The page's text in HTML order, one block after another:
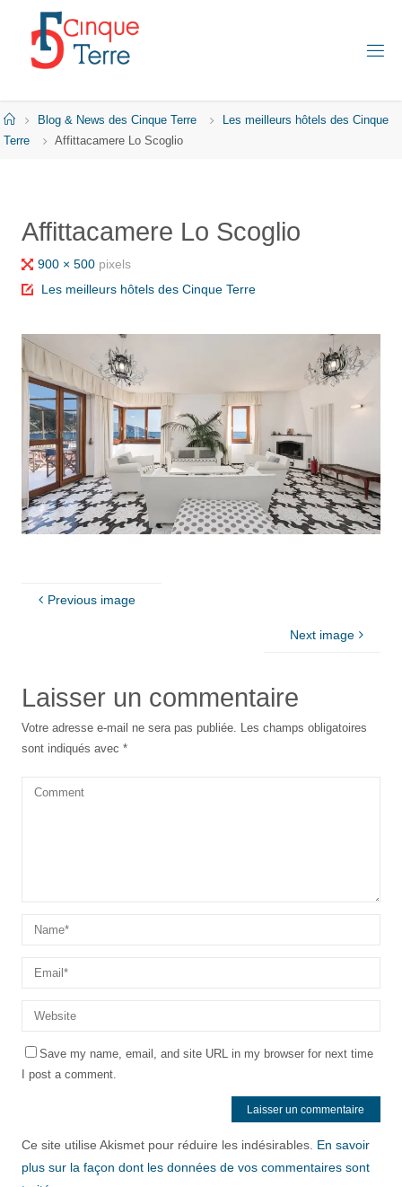
content
Q
U
E
TA
E
HomeBlog & News des Cinque Terre
Les meilleurs hôtels des Cinque
Terre
Affittacamere Lo Scoglio
Affittacamere Lo Scoglio
Full
size
900 × 500 pixels
Les meilleurs hôtels des Cinque Terre
Previous image
Next image
Laisser un commentaire
Votre adresse e-mail ne sera pas publiée. Les champs obligatoires
sont indiqués avec*
Save my name, email, and site URL in my browser for next time
I post a comment.
Ce site utilise Akismet pour réduire les indésirables. En savoir
plus sur la façon dont les données de vos commentaires sont